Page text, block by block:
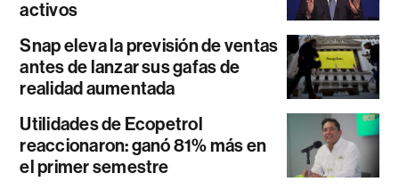
activos
Snap eleva la previsión de ventas
antes de lanzar sus gafas de
realidad aumentada
Utilidades de Ecopetrol
reaccionaron: ganó 81% más en
el primer semestre